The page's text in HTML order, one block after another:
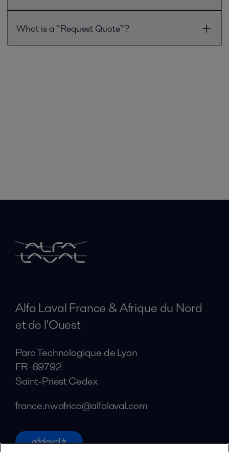
What is a “Request Quote”?
Alfa Laval France & Afrique du Nord
et de l'Ouest
Parc Technologique de Lyon
FR-69792
Saint-Priest Cedex
france.nwafrica@alfalaval.com
alfalaval.fr